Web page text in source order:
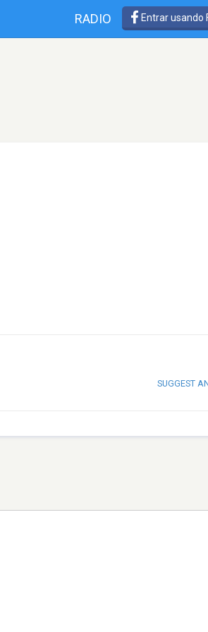
RADIO Entrar usando
SUGGEST